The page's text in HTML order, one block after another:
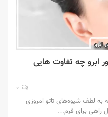
ابرو چه تفاوت‌ هایی
لطف شیوه‌های تاتو امروزی
راهی برای فرم…